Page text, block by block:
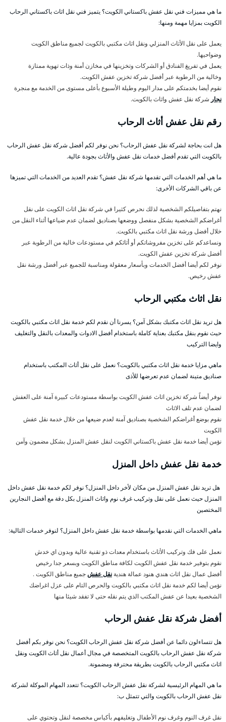
ما هي مميزات فني نقل عفش باكستاني الكويت؟ يتميز فني نقل اثاث باكستاني الرحاب
الكويت بمزايا مهمة ومنها:
يعمل على نقل الأثاث المنزلي ونقل اثاث مكتبي بالكويت لجميع مناطق الكويت
وضواحيها.
يعمل في تفريغ الفنادق أو الشركات وتخزينها في مخازن أمنة وذات تهوية ممتازة
وخالية من الرطوبة عبر أفضل شركة تخزين عفش الكويت.
نقوم أيضا بخدمتكم على مدار اليوم وطيلة الأسبوع بأعلى مستوى من الخدمة مع منجرة
نجار شركة نقل عفش واثاث بالكويت.
رقم نقل عفش أثاث الرحاب
هل انت بحاجة لشركة نقل عفش الرحاب؟ نحن نوفر لكم أفضل شركة نقل عفش الرحاب
بالكويت التي تقدم أفضل خدمات نقل عفش والأثاث بجودة عالية.
ما هي أهم الخدمات التي تقدمها شركة نقل عفش؟ تقدم العديد من الخدمات التي تميزها
عن باقي الشركات الأخرى:
نهتم بتفاصيلكم الشخصية لذلك نحرص كثيرا في شركة نقل اثاث الكويت على نقل
أغراضكم الشخصية بشكل منفصل ووضعها بصناديق لضمان عدم ضياعها أثناء النقل من
خلال أفضل ورشة نقل اثاث مكتبي بالكويت.
ونساعدكم على تخزين مفروشاتكم أو أثاثكم في مستودعات خالية من الرطوبة عبر
أفضل شركة تخزين عفش الكويت.
نوفر لكم أيضا أفضل الخدمات وبأسعار معقولة ومناسبة للجميع عبر أفضل ورشة نقل
عفش رخيص.
نقل اثاث مكتبي الرحاب
هل تريد نقل اثاث مكتبك بشكل آمن؟ يسرنا أن نقدم لكم خدمة نقل اثاث مكتبي بالكويت
حيث نقوم بنقل مكتبك بعناية كاملة باستخدام أفضل الادوات والمعدات بالنقل والتغليف
وايضا التركيب
ماهي مزايا خدمة نقل اثاث مكتبي بالكويت؟ نعمل على نقل أثاث المكتب باستخدام
صناديق متينة لضمان عدم تعرضها للأذى
نوفر أيضاً شركة تخزين اثاث عفش الكويت بواسطة مستودعات كبيرة آمنة على العفش
لضمان عدم تلف الاثاث
نقوم بوضع أغراضكم الشخصية بصناديق آمنة لعدم ضيعها من خلال خدمة نقل عفش
الكويت
نؤمن أيضا خدمة نقل عفش باكستاني الكويت لنقل عفش المنزل بشكل مضمون وآمن
خدمة نقل عفش داخل المنزل
هل تريد نقل عفش المنزل من مكان لأخر داخل المنزل؟ نوفر لكم خدمة نقل عفش داخل
المنزل حيث نعمل على نقل وتركيب غرف نوم واثاث المنزل بكل دقة مع أفضل النجارين
المختصين
ماهي الخدمات التي نقدمها بواسطة خدمة نقل عفش داخل المنزل؟ لنوفر خدمات التالية:
نعمل على فك وتركيب الأثاث باستخدام معدات ذو تقنية عالية وبدون اي خدش
نقوم بتوفير خدمة نقل عفش الكويت لكافة مناطق الكويت وبسعر جدا رخيص
أفضل عمال نقل اثاث هندي هنود عمالة هندية نقل عفشجميع مناطق الكويت .
نؤمن أيضا لكم خدمة نقل اثاث مكتبي بالكويت والحرص التام على عزل اغراضك
الشخصية بعيدا عن عفش المكتب الذي يتم نقله حتى لا تفقد شيئا منها
أفضل شركة نقل عفش الرحاب
هل تتساءلون دائما عن أفضل شركة نقل عفش الرحاب الكويت؟ نحن نوفر بكم أفضل
شركة نقل عفش الرحاب بالكويت المتخصصة في مجال أعمال نقل أثاث الكويت ونقل
اثاث مكتبي الرحاب بالكويت بطريقة محترفة ومضمونة.
ما هي المهام الرئيسية لشركة نقل عفش الرحاب الكويت؟ تتعدد المهام الموكلة لشركة
نقل عفش الرحاب بالكويت والتي تتمثل ب:
نقل غرف النوم وغرف نوم الأطفال وتغليفهم بأكياس مخصصة لنقل وتحتوي على